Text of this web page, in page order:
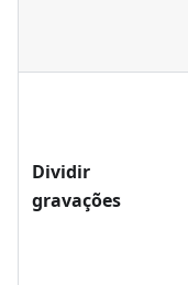
Dividir
gravações